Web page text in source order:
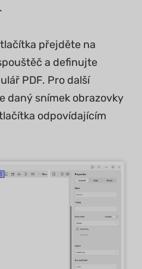
přejděte na
a definujte
PDF. Pro další
daný snímek obrazovky
odpovídajícím